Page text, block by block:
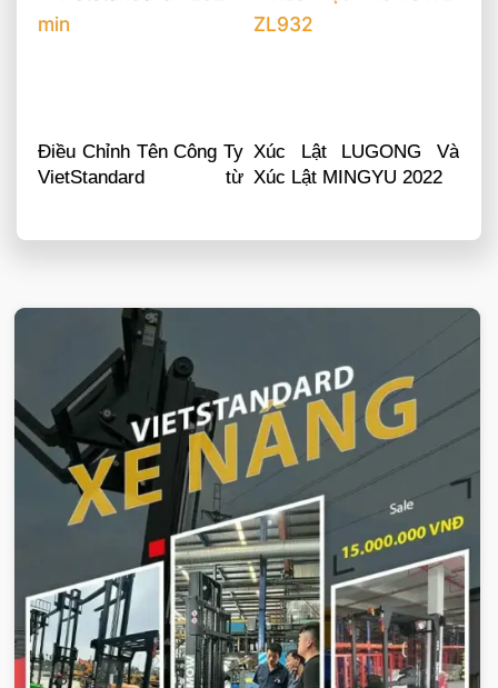
VIETSTANDARD VIỆT NAM
Xe-nang
Điều Chỉnh Tên Công Ty
VietStandard từ
Xúc Lật LUGONG Và
Xúc Lật MINGYU 2022